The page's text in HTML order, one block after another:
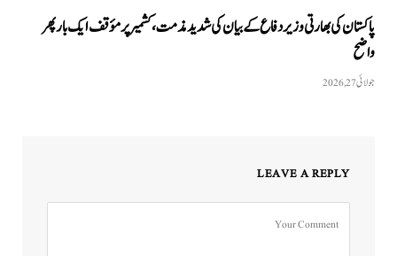
پاکستان کی بھارتی وزیر دفاع کے بیان کی شدید مذمت، کشمیر پر مؤقف ایک بار پھر
واضح
جولائی 27, 2026
LEAVE A REPLY